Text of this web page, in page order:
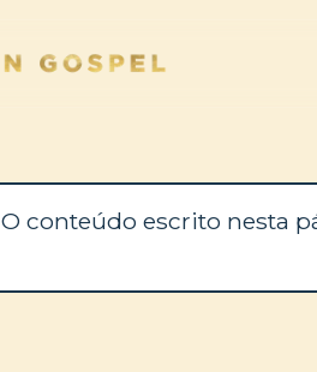
O conteúdo escrito nesta